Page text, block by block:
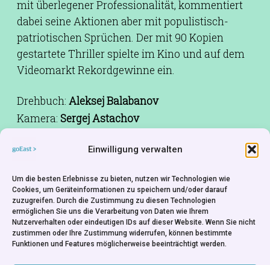
Einwilligung verwalten
Um die besten Erlebnisse zu bieten, nutzen wir Technologien wie
Cookies, um Geräteinformationen zu speichern und/oder darauf
zuzugreifen. Durch die Zustimmung zu diesen Technologien
ermöglichen Sie uns die Verarbeitung von Daten wie Ihrem
Nutzerverhalten oder eindeutigen IDs auf dieser Website. Wenn Sie nicht
zustimmen oder Ihre Zustimmung widerrufen, können bestimmte
Funktionen und Features möglicherweise beeinträchtigt werden.
mit überlegener Professionalität, kommentiert
dabei seine Aktionen aber mit populistisch-
patriotischen Sprüchen. Der mit 90 Kopien
gestartete Thriller spielte im Kino und auf dem
Videomarkt Rekordgewinne ein.
Drehbuch: Aleksej Balabanov
Kamera: Sergej Astachov
Musik:
Vjačeslav Butusov
Suchorukov,Sergej Makoveckij,Irina
Saltykova,Kirill Pirogov
Produktion:Sergej Seljanov
Produktionsfirma:CTB Film Company - St.